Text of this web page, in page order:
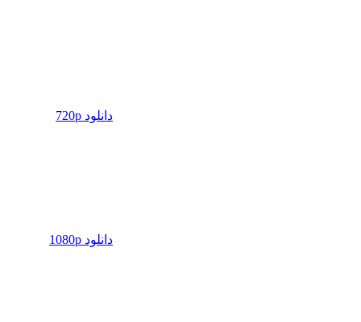
دانلود 720p
دانلود 1080p